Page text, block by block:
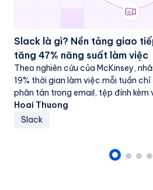
Slack là gì? Nền tảng giao
tăng 47% năng suất làm việc
Theo nghiên cứu của McKinsey,
19% thời gian làm việc mỗi tuần
phân tán trong email, tệp đính kèm
tiếp rời rạc. Khi giao...
Hoai Thuong
Slack